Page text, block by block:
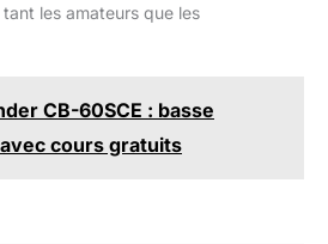
les amateurs que les
CB-60SCE : basse
cours gratuits